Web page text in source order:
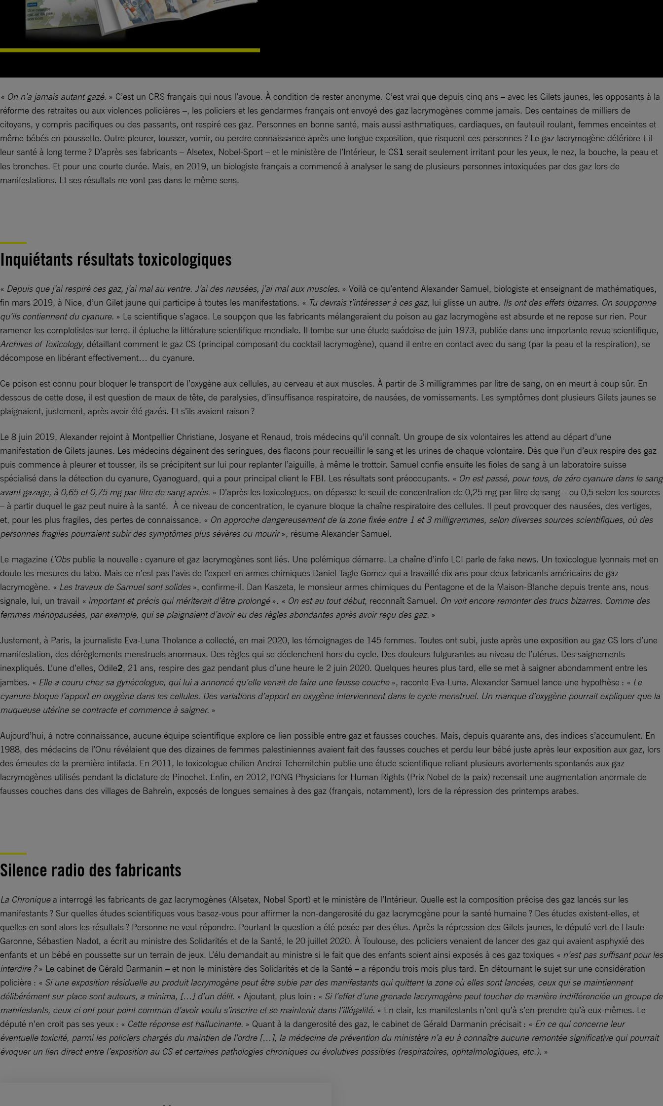
« On n’a jamais autant gazé. » C’est un CRS français qui nous l’avoue. À condition de rester anonyme. C’est vrai que depuis cinq ans – avec les Gilets jaunes, les opposants à la
réforme des retraites ou aux violences policières –, les policiers et les gendarmes français ont envoyé des gaz lacrymogènes comme jamais. Des centaines de milliers de
citoyens, y compris pacifiques ou des passants, ont respiré ces gaz. Personnes en bonne santé, mais aussi asthmatiques, cardiaques, en fauteuil roulant, femmes enceintes et
même bébés en poussette. Outre pleurer, tousser, vomir, ou perdre connaissance après une longue exposition, que risquent ces personnes ? Le gaz lacrymogène détériore-t-il
leur santé à long terme ? D’après ses fabricants – Alsetex, Nobel-Sport – et le ministère de l’Intérieur, le CS1 serait seulement irritant pour les yeux, le nez, la bouche, la peau et
les bronches. Et pour une courte durée. Mais, en 2019, un biologiste français a commencé à analyser le sang de plusieurs personnes intoxiquées par des gaz lors de
manifestations. Et ses résultats ne vont pas dans le même sens.
Inquiétants résultats toxicologiques
« Depuis que j’ai respiré ces gaz, j’ai mal au ventre. J’ai des nausées, j’ai mal aux muscles. » Voilà ce qu’entend Alexander Samuel, biologiste et enseignant de mathématiques,
fin mars 2019, à Nice, d’un Gilet jaune qui participe à toutes les manifestations. « Tu devrais t’intéresser à ces gaz, lui glisse un autre. Ils ont des effets bizarres. On soupçonne
qu’ils contiennent du cyanure. » Le scientifique s’agace. Le soupçon que les fabricants mélangeraient du poison au gaz lacrymogène est absurde et ne repose sur rien. Pour
ramener les ­complotistes sur terre, il épluche la littérature scientifique mondiale. Il tombe sur une étude suédoise de juin 1973, publiée dans une importante revue scientifique,
Archives of Toxicology, détaillant comment le gaz CS (principal composant du cocktail lacrymogène), quand il entre en contact avec du sang (par la peau et la respiration), se
décompose en libérant effectivement… du cyanure.
Ce poison est connu pour bloquer le transport de l’oxygène aux cellules, au cerveau et aux muscles. À partir de 3 milligrammes par litre de sang, on en meurt à coup sûr. En
dessous de cette dose, il est question de maux de tête, de paralysies, d’insuffisance respiratoire, de nausées, de vomissements. Les symptômes dont plusieurs Gilets jaunes se
plaignaient, justement, après avoir été gazés. Et s’ils avaient raison ?
Le 8 juin 2019, Alexander rejoint à Montpellier Christiane, Josyane et Renaud, trois médecins qu’il connaît. Un groupe de six volontaires les attend au départ d’une
manifestation de Gilets jaunes. Les médecins dégainent des seringues, des flacons pour recueillir le sang et les urines de chaque volontaire. Dès que l’un d’eux respire des gaz
puis commence à pleurer et tousser, ils se précipitent sur lui pour replanter l’aiguille, à même le trottoir. Samuel confie ensuite les fioles de sang à un laboratoire suisse
spécialisé dans la détection du cyanure, Cyanoguard, qui a pour principal client le FBI. Les résultats sont préoccupants. « On est passé, pour tous, de zéro cyanure dans le sang
avant gazage, à 0,65 et 0,75 mg par litre de sang après. » D’après les toxicologues, on dépasse le seuil de concentration de 0,25 mg par litre de sang – ou 0,5 selon les sources
– à partir duquel le gaz peut nuire à la santé. À ce niveau de concentration, le cyanure bloque la chaîne respiratoire des cellules. Il peut provoquer des nausées, des vertiges,
et, pour les plus fragiles, des pertes de connaissance. « On approche dangereusement de la zone fixée entre 1 et 3 milligrammes, selon diverses sources scientifiques, où des
personnes fragiles pourraient subir des symptômes plus sévères ou mourir», résume Alexander Samuel.
Le magazine L’Obs publie la nouvelle : cyanure et gaz lacrymogènes sont liés. Une polémique démarre. La chaîne d’info LCI parle de fake news. Un toxicologue lyonnais met en
doute les mesures du labo. Mais ce n’est pas l’avis de l’expert en armes chimiques Daniel Tagle Gomez qui a travaillé dix ans pour deux fabricants américains de gaz
lacrymogène. « Les travaux de Samuel sont solides », confirme-il. Dan Kaszeta, le monsieur armes chimiques du Pentagone et de la Maison-Blanche depuis trente ans, nous
signale, lui, un travail « important et précis qui mériterait d’être prolongé ». « On est au tout début, reconnaît Samuel. On voit encore remonter des trucs bizarres. Comme des
femmes ménopausées, par exemple, qui se plaignaient d’avoir eu des règles abondantes après avoir reçu des gaz. »
Justement, à Paris, la journaliste Eva-Luna Tholance a collecté, en mai 2020, les témoignages de 145 femmes. Toutes ont subi, juste après une exposition au gaz CS lors d’une
manifestation, des dérèglements menstruels anormaux. Des règles qui se déclenchent hors du cycle. Des douleurs fulgurantes au niveau de l’utérus. Des saignements
inexpliqués. L’une d’elles, Odile2, 21 ans, respire des gaz pendant plus d’une heure le 2 juin 2020. Quelques heures plus tard, elle se met à saigner abondamment entre les
jambes. « Elle a couru chez sa gynécologue, qui lui a annoncé qu’elle venait de faire une fausse couche », raconte Eva-Luna. Alexander Samuel lance une hypothèse : « Le
cyanure bloque l’apport en oxygène dans les cellules. Des variations d’apport en oxygène interviennent dans le cycle menstruel. Un manque d’oxygène pourrait expliquer que la
muqueuse utérine se contracte et commence à saigner. »
Aujourd’hui, à notre connaissance, aucune équipe scientifique explore ce lien possible entre gaz et fausses couches. Mais, depuis quarante ans, des indices s’accumulent. En
1988, des médecins de l’Onu révélaient que des dizaines de femmes palestiniennes avaient fait des fausses couches et perdu leur bébé juste après leur exposition aux gaz, lors
des émeutes de la première intifada. En 2011, le toxicologue chilien Andrei Tchernitchin publie une étude scientifique reliant plusieurs avortements spontanés aux gaz
lacrymogènes utilisés pendant la dictature de Pinochet. Enfin, en 2012, l’ONG Physicians for Human Rights (Prix Nobel de la paix) recensait une augmentation anormale de
fausses couches dans des villages de Bahreïn, exposés de longues semaines à des gaz (français, notamment), lors de la répression des printemps arabes.
Silence radio des fabricants
La Chroniquea interrogé les fabricants de gaz lacrymogènes (Alsetex, Nobel Sport) et le ministère de l’Intérieur. Quelle est la composition précise des gaz lancés sur les
manifestants ? Sur quelles études scientifiques vous basez-vous pour affirmer la non-­dangerosité du gaz lacrymogène pour la santé humaine ? Des études existent-elles, et
quelles en sont alors les résultats ? Personne ne veut répondre. Pourtant la question a été posée par des élus. Après la répression des Gilets jaunes, le député vert de Haute-
Garonne, Sébastien Nadot, a écrit au ministre des Solidarités et de la Santé, le 20 juillet 2020. À Toulouse, des policiers venaient de lancer des gaz qui avaient asphyxié des
enfants et un bébé en poussette sur un terrain de jeux. L’élu demandait au ministre si le fait que des enfants soient ainsi exposés à ces gaz toxiques « n’est pas suffisant pour les
interdire ?» Le cabinet de Gérald Darmanin – et non le ministère des Solidarités et de la Santé – a répondu trois mois plus tard. En détournant le sujet sur une considération
policière : « Si une exposition résiduelle au produit lacrymogène peut être subie par des manifestants qui quittent la zone où elles sont lancées, ceux qui se maintiennent
délibérément sur place sont auteurs, a minima, […] d’un délit. » Ajoutant, plus loin : « Si l’effet d’une grenade lacrymogène peut toucher de manière indifférenciée un groupe de
manifestants, ceux-ci ont pour point commun d’avoir voulu s’inscrire et se maintenir dans l’illégalité. » En clair, les manifestants n’ont qu’à s’en prendre qu’à eux-mêmes. Le
député n’en croit pas ses yeux : « Cette réponse est hallucinante. » Quant à la dangerosité des gaz, le cabinet de Gérald Darmanin précisait : « En ce qui concerne leur
éventuelle toxicité, parmi les policiers chargés du maintien de l’ordre […], la médecine de prévention du ministère n’a eu à connaître aucune remontée significative qui pourrait
évoquer un lien direct entre l’exposition au CS et certaines pathologies chroniques ou évolutives possibles (respiratoires, ophtalmologiques, etc.). »